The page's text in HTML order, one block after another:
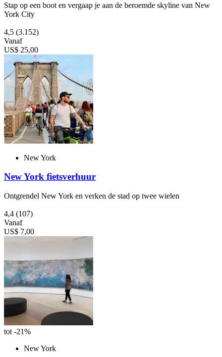
Stap op een boot en vergaap je aan de beroemde skyline van New
York City
4,5 (3.152)
Vanaf
US$ 25,00
New York
New York fietsverhuur
Ontgrendel New York en verken de stad op twee wielen
4,4 (107)
Vanaf
US$ 7,00
tot -21%
New York